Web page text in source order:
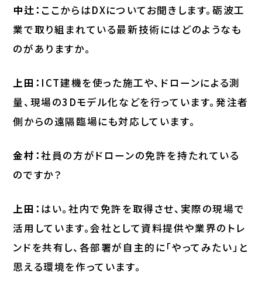
中辻： ここからはDXについてお聞きします。砺波工
業で取り組まれている最新技術にはどのようなも
のがありますか。
上田： ICT建機を使った施工や、ドローンによる測
量、現場の3Dモデル化などを行っています。発注者
側からの遠隔臨場にも対応しています。
金村：社員の方がドローンの免許を持たれている
のですか？
上田： はい。社内で免許を取得させ、実際の現場で
活用しています。会社として資料提供や業界のトレ
ンドを共有し、各部署が自主的に「やってみたい」と
思える環境を作っています。